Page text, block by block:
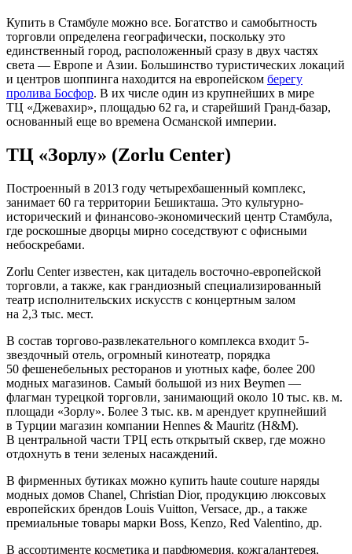
Купить в Стамбуле можно все. Богатство и самобытность
торговли определена географически, поскольку это
единственный город, расположенный сразу в двух частях
света — Европе и Азии. Большинство туристических локаций
и центров шоппинга находится на европейском берегу
пролива Босфор. В их числе один из крупнейших в мире
ТЦ «Джевахир», площадью 62 га, и старейший Гранд-базар,
основанный еще во времена Османской империи.
ТЦ «Зорлу» (Zorlu Center)
Построенный в 2013 году четырехбашенный комплекс,
занимает 60 га территории Бешикташа. Это культурно-
исторический и финансово-экономический центр Стамбула,
где роскошные дворцы мирно соседствуют с офисными
небоскребами.
Zorlu Center известен, как цитадель восточно-европейской
торговли, а также, как грандиозный специализированный
театр исполнительских искусств с концертным залом
на 2,3 тыс. мест.
В состав торгово-развлекательного комплекса входит 5-
звездочный отель, огромный кинотеатр, порядка
50 фешенебельных ресторанов и уютных кафе, более 200
модных магазинов. Самый большой из них Beymen —
флагман турецкой торговли, занимающий около 10 тыс. кв. м.
площади «Зорлу». Более 3 тыс. кв. м арендует крупнейший
в Турции магазин компании Hennes & Mauritz (H&M).
В центральной части ТРЦ есть открытый сквер, где можно
отдохнуть в тени зеленых насаждений.
В фирменных бутиках можно купить haute couture наряды
модных домов Chanel, Christian Dior, продукцию люксовых
европейских брендов Louis Vuitton, Versace, др., а также
премиальные товары марки Boss, Kenzo, Red Valentino, др.
В ассортименте косметика и парфюмерия, кожгалантерея,